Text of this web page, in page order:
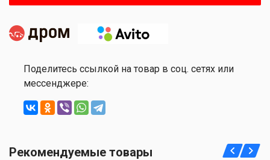
Поделитесь ссылкой на товар в соц. сетях или
мессенджере:
Рекомендуемые товары